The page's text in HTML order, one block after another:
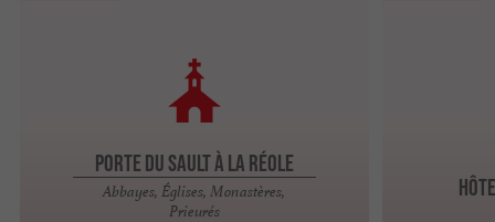
Porte du Sault à La Réole
Abbayes, Églises, Monastères,
Prieurés